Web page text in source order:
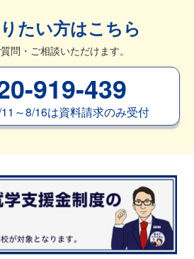
たい方はこちら
問・ご相談いただけます。
919-439
～8/16は資料請求のみ受付